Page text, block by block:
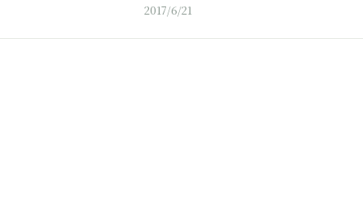
2017/6/21